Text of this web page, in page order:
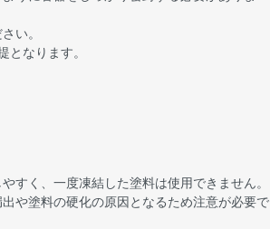
い。
となります。
すく、一度凍結した塗料は使用できません。
や塗料の硬化の原因となるため注意が必要で